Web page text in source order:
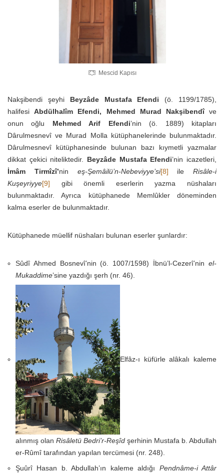
Mescid Kapısı
Nakşibendi şeyhi Beyzâde Mustafa Efendi (ö. 1199/1785),
halifesiAbdülhalîm Efendi, Mehmed Murad Nakşibendîve
onun oğlu Mehmed Arif Efendi’nin (ö. 1889) kitapları
Dârulmesnevî ve Murad Molla kütüphanelerinde bulunmaktadır.
Dârulmesnevî kütüphanesinde bulunan bazı kıymetli yazmalar
dikkat çekici niteliktedir. Beyzâde Mustafa Efendi’nin icazetleri,
İmâm Tirmîzî’nin eş-Şemâilü’n-Nebeviyye’si[8] ile Risâle-i
Kuşeyriyye[9] gibi önemli eserlerin yazma nüshaları
bulunmaktadır. Ayrıca kütüphanede Memlûkler döneminden
kalma eserler de bulunmaktadır.
Kütüphanede müellif nüshaları bulunan eserler şunlardır:
Sûdî Ahmed Bosnevî’nin (ö. 1007/1598) İbnü’l-Cezerî’nin el-
Mukaddime’sine yazdığı şerh (nr. 46).
Elfâz-ı küfürle alâkalı kaleme
alınmış olan Risâletü Bedri’r-Reşîd şerhinin Mustafa b. Abdullah
er-Rûmî tarafından yapılan tercümesi (nr. 248).
Şuûrî Hasan b. Abdullah’ın kaleme aldığı Pendnâme-i Attâr